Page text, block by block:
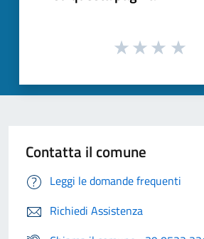
Contatta il comune
Leggi le domande frequenti
Richiedi Assistenza